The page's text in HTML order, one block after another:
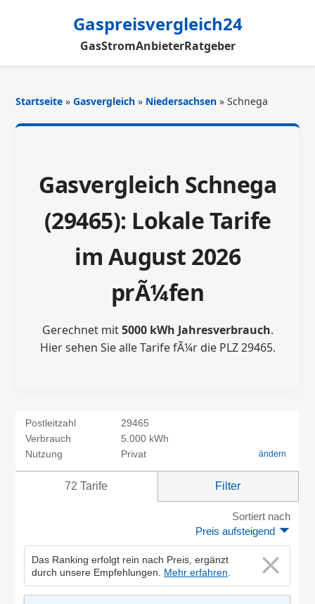
Gaspreisvergleich24
GasStromAnbieterRatgeber
Startseite »Gasvergleich » Niedersachsen » Schnega
Gasvergleich Schnega
(29465): Lokale Tarife
im August 2026
prÃ¼fen
Gerechnet mit5000 kWh Jahresverbrauch.
Hier sehen Sie alle Tarife fÃ¼r die PLZ 29465.